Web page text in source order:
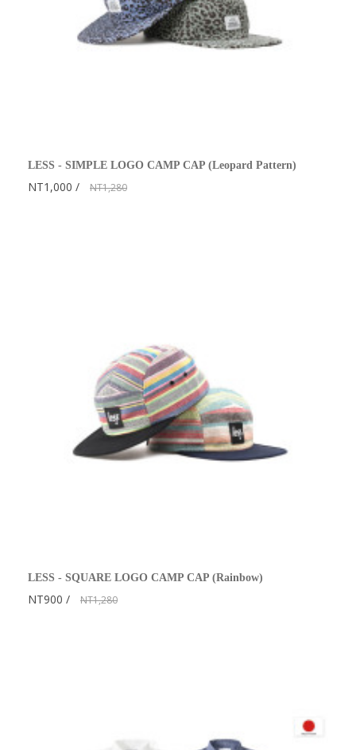
LESS - SIMPLE LOGO CAMP CAP (Leopard Pattern)
NT1,000 NT1,280
LESS - SQUARE LOGO CAMP CAP (Rainbow)
NT900 NT1,280